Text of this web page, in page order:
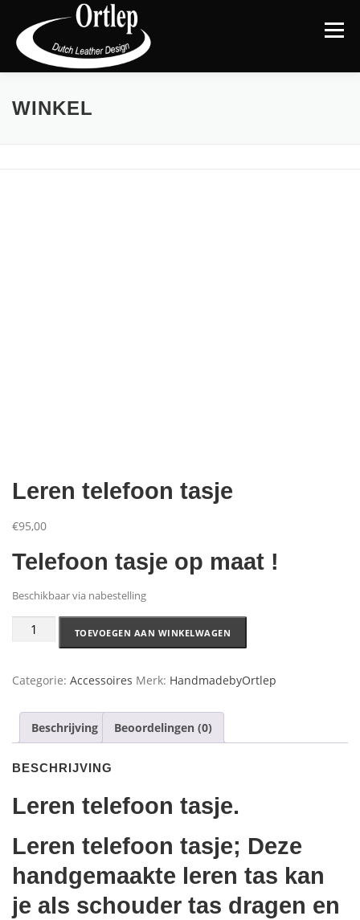
Menu
TERUG NAAR DE WEBSITE
WINKEL
Leren telefoon tasje
€95,00
Telefoon tasje op maat !
Beschikbaar via nabestelling
TOEVOEGEN AAN WINKELWAGEN
Categorie: Accessoires Merk: HandmadebyOrtlep
Beschrijving Beoordelingen (0)
BESCHRIJVING
Leren telefoon tasje.
Leren telefoon tasje; Deze
handgemaakte leren tas kan
je als schouder tas dragen en